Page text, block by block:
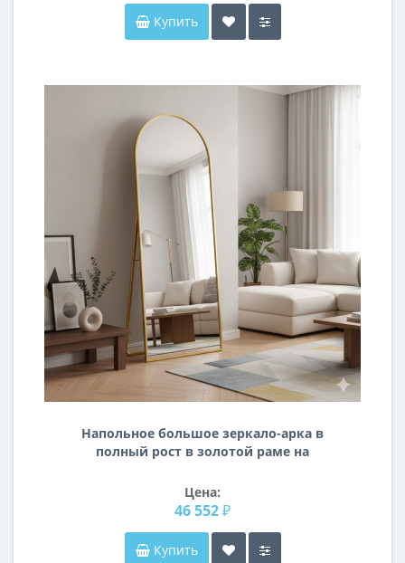
Купить
Напольное большое зеркало-арка в
полный рост в золотой раме на
Цена:
46 552 ₽
Купить